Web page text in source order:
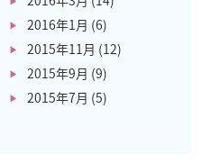
2016年1月 (6)
2015年11月 (12)
2015年9月 (9)
2015年7月 (5)